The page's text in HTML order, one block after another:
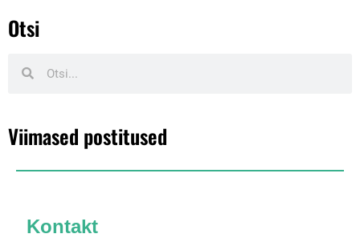
Otsi
Viimased postitused
Kontakt